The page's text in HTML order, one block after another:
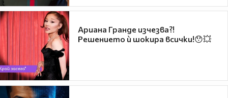
Ариана Гранде изчезва?!
Решението ѝ шокира всички!😯💥